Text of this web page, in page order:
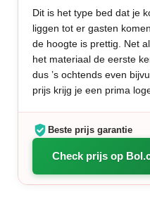
Dit is het type bed dat je
liggen tot er gasten
de hoogte is prettig. Net
het materiaal de eerste
dus ’s ochtends even
prijs krijg je een prima
Beste prijs garantie
Check prijs op